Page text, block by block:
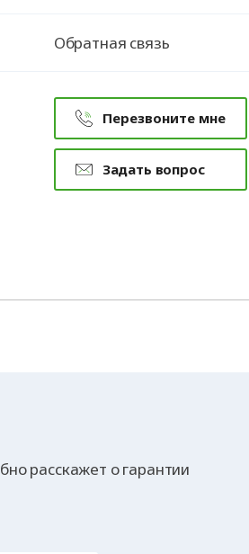
Обратная связь
Перезвоните мне
Задать вопрос
расскажет о гарантии